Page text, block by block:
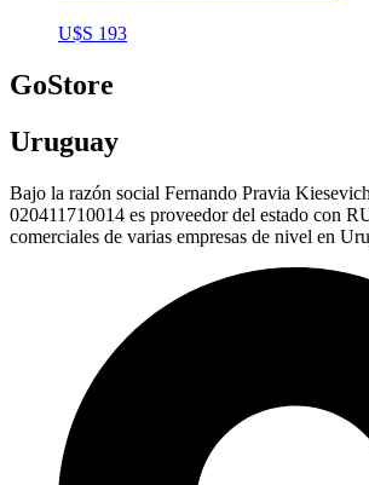
U$S 193
GoStore
Uruguay
Bajo la razón social Fernando Pravia
020411710014 es proveedor del estado con
comerciales de varias empresas de nivel en